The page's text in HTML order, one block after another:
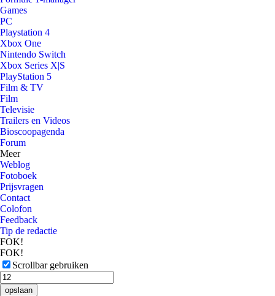
Games
PC
Playstation 4
Xbox One
Nintendo Switch
Xbox Series X|S
PlayStation 5
Film & TV
Film
Televisie
Trailers en Videos
Bioscoopagenda
Forum
Meer
Weblog
Fotoboek
Prijsvragen
Contact
Colofon
Feedback
Tip de redactie
FOK!
FOK!
Scrollbar gebruiken
opslaan